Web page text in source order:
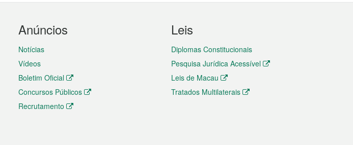
Anúncios
Notícias
Vídeos
Boletim Oficial
Concursos Públicos
Recrutamento
Leis
Diplomas Constitucionais
Pesquisa Jurídica Acessível
Leis de Macau
Tratados Multilaterais